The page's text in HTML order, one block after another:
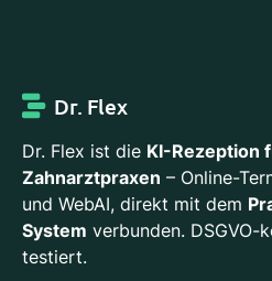
Dr. Flex
Dr. Flex ist die KI-Rezeption
Zahnarztpraxen – Online-
und WebAI, direkt mit dem
System verbunden. DSGVO-
testiert.